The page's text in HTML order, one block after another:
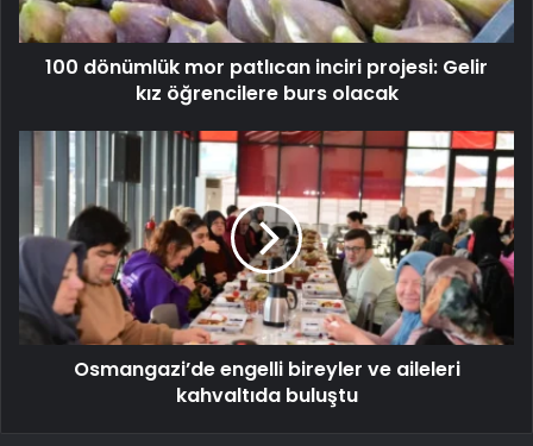
100 dönümlük mor patlıcan inciri projesi: Gelir
kız öğrencilere burs olacak
Osmangazi’de engelli bireyler ve aileleri
kahvaltıda buluştu